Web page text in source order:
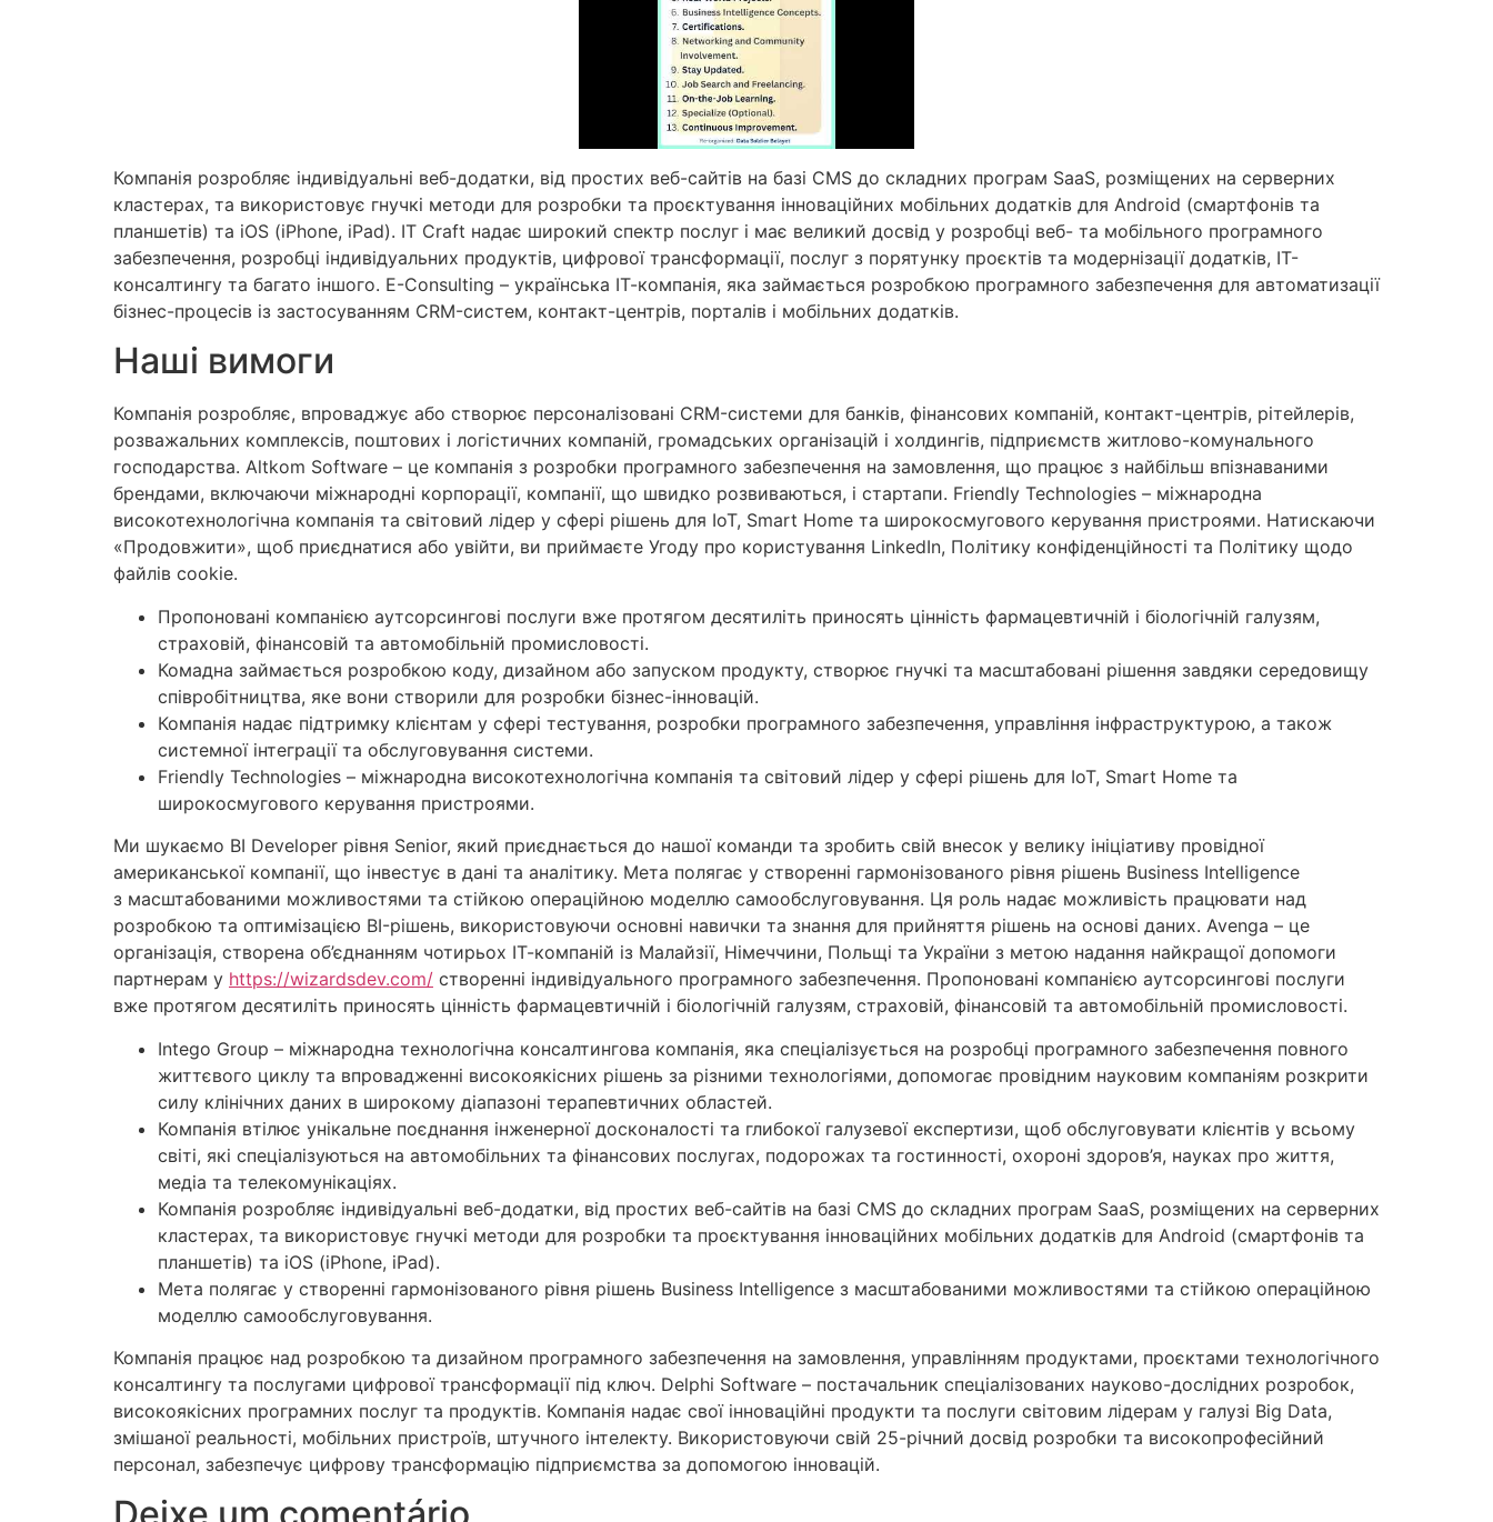
Компанія розробляє індивідуальні веб-додатки, від простих веб-сайтів на базі CMS до складних програм SaaS, розміщених на серверних
кластерах, та використовує гнучкі методи для розробки та проєктування інноваційних мобільних додатків для Android (смартфонів та
планшетів) та iOS (iPhone, iPad). IT Craft надає широкий спектр послуг і має великий досвід у розробці веб- та мобільного програмного
забезпечення, розробці індивідуальних продуктів, цифрової трансформації, послуг з порятунку проєктів та модернізації додатків, ІТ-
консалтингу та багато іншого. E-Consulting – українська ІТ-компанія, яка займається розробкою програмного забезпечення для автоматизації
бізнес-процесів із застосуванням CRM-систем, контакт-центрів, порталів і мобільних додатків.
Наші вимоги
Компанія розробляє, впроваджує або створює персоналізовані CRM-системи для банків, фінансових компаній, контакт-центрів, рітейлерів,
розважальних комплексів, поштових і логістичних компаній, громадських організацій і холдингів, підприємств житлово-комунального
господарства. Altkom Software – це компанія з розробки програмного забезпечення на замовлення, що працює з найбільш впізнаваними
брендами, включаючи міжнародні корпорації, компанії, що швидко розвиваються, і стартапи. Friendly Technologies – міжнародна
високотехнологічна компанія та світовий лідер у сфері рішень для IoT, Smart Home та широкосмугового керування пристроями. Натискаючи
«Продовжити», щоб приєднатися або увійти, ви приймаєте Угоду про користування LinkedIn, Політику конфіденційності та Політику щодо
файлів cookie.
Пропоновані компанією аутсорсингові послуги вже протягом десятиліть приносять цінність фармацевтичній і біологічній галузям,
страховій, фінансовій та автомобільній промисловості.
Комадна займається розробкою коду, дизайном або запуском продукту, створює гнучкі та масштабовані рішення завдяки середовищу
співробітництва, яке вони створили для розробки бізнес-інновацій.
Компанія надає підтримку клієнтам у сфері тестування, розробки програмного забезпечення, управління інфраструктурою, а також
системної інтеграції та обслуговування системи.
Friendly Technologies – міжнародна високотехнологічна компанія та світовий лідер у сфері рішень для IoT, Smart Home та
широкосмугового керування пристроями.
Ми шукаємо BI Developer рівня Senior, який приєднається до нашої команди та зробить свій внесок у велику ініціативу провідної
американської компанії, що інвестує в дані та аналітику. Мета полягає у створенні гармонізованого рівня рішень Business Intelligence
з масштабованими можливостями та стійкою операційною моделлю самообслуговування. Ця роль надає можливість працювати над
розробкою та оптимізацією BI-рішень, використовуючи основні навички та знання для прийняття рішень на основі даних. Avenga – це
організація, створена об’єднанням чотирьох ІТ-компаній із Малайзії, Німеччини, Польщі та України з метою надання найкращої допомоги
партнерам у https://wizardsdev.com/ створенні індивідуального програмного забезпечення. Пропоновані компанією аутсорсингові послуги
вже протягом десятиліть приносять цінність фармацевтичній і біологічній галузям, страховій, фінансовій та автомобільній промисловості.
Intego Group – міжнародна технологічна консалтингова компанія, яка спеціалізується на розробці програмного забезпечення повного
життєвого циклу та впровадженні високоякісних рішень за різними технологіями, допомогає провідним науковим компаніям розкрити
силу клінічних даних в широкому діапазоні терапевтичних областей.
Компанія втілює унікальне поєднання інженерної досконалості та глибокої галузевої експертизи, щоб обслуговувати клієнтів у всьому
світі, які спеціалізуються на автомобільних та фінансових послугах, подорожах та гостинності, охороні здоров’я, науках про життя,
медіа та телекомунікаціях.
Компанія розробляє індивідуальні веб-додатки, від простих веб-сайтів на базі CMS до складних програм SaaS, розміщених на серверних
кластерах, та використовує гнучкі методи для розробки та проєктування інноваційних мобільних додатків для Android (смартфонів та
планшетів) та iOS (iPhone, iPad).
Мета полягає у створенні гармонізованого рівня рішень Business Intelligence з масштабованими можливостями та стійкою операційною
моделлю самообслуговування.
Компанія працює над розробкою та дизайном програмного забезпечення на замовлення, управлінням продуктами, проєктами технологічного
консалтингу та послугами цифрової трансформації під ключ. Delphi Software – постачальник спеціалізованих науково-дослідних розробок,
високоякісних програмних послуг та продуктів. Компанія надає свої інноваційні продукти та послуги світовим лідерам у галузі Big Data,
змішаної реальності, мобільних пристроїв, штучного інтелекту. Використовуючи свій 25-річний досвід розробки та високопрофесійний
персонал, забезпечує цифрову трансформацію підприємства за допомогою інновацій.